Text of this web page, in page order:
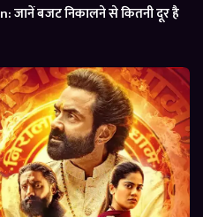
जानें बजट निकालने से कितनी दूर है